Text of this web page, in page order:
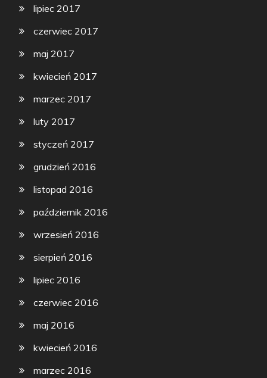
lipiec 2017
czerwiec 2017
maj 2017
kwiecień 2017
marzec 2017
luty 2017
styczeń 2017
grudzień 2016
listopad 2016
październik 2016
wrzesień 2016
sierpień 2016
lipiec 2016
czerwiec 2016
maj 2016
kwiecień 2016
marzec 2016